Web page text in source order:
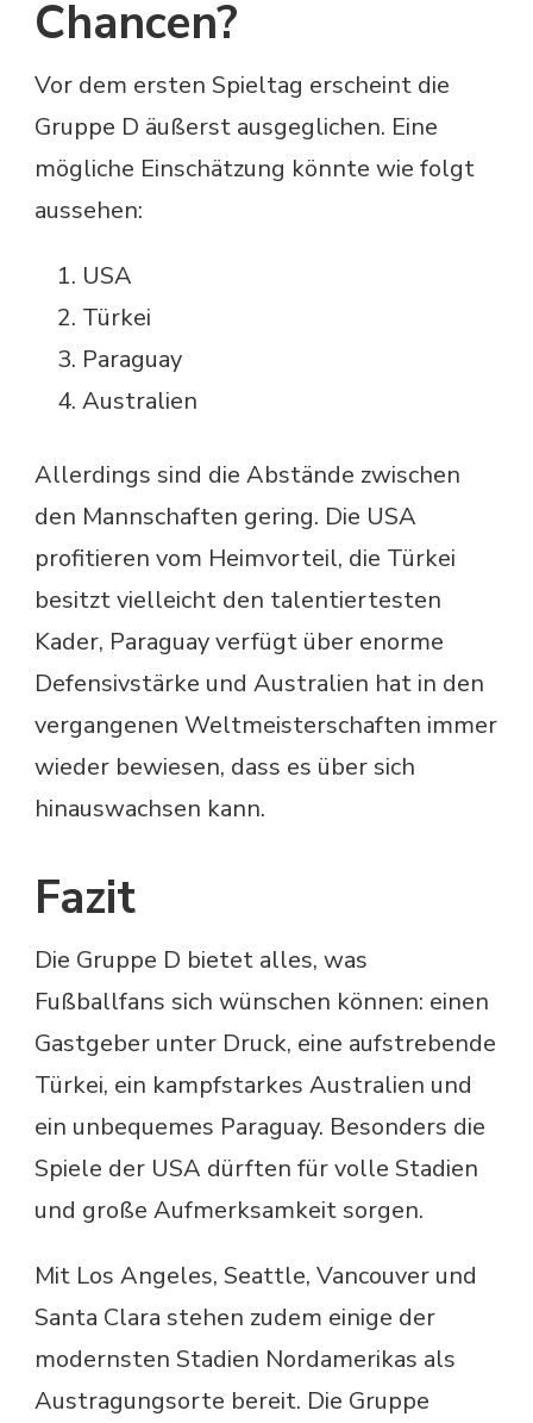
Chancen?
Vor dem ersten Spieltag erscheint die
Gruppe D äußerst ausgeglichen. Eine
mögliche Einschätzung könnte wie folgt
aussehen:
USA
Türkei
Paraguay
Australien
Allerdings sind die Abstände zwischen
den Mannschaften gering. Die USA
profitieren vom Heimvorteil, die Türkei
besitzt vielleicht den talentiertesten
Kader, Paraguay verfügt über enorme
Defensivstärke und Australien hat in den
vergangenen Weltmeisterschaften immer
wieder bewiesen, dass es über sich
hinauswachsen kann.
Fazit
Die Gruppe D bietet alles, was
Fußballfans sich wünschen können: einen
Gastgeber unter Druck, eine aufstrebende
Türkei, ein kampfstarkes Australien und
ein unbequemes Paraguay. Besonders die
Spiele der USA dürften für volle Stadien
und große Aufmerksamkeit sorgen.
Mit Los Angeles, Seattle, Vancouver und
Santa Clara stehen zudem einige der
modernsten Stadien Nordamerikas als
Austragungsorte bereit. Die Gruppe